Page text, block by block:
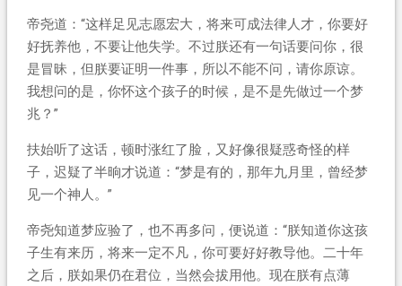
帝尧道：“这样足见志愿宏大，将来可成法律人才，你要好
好抚养他，不要让他失学。不过朕还有一句话要问你，很
是冒昧，但朕要证明一件事，所以不能不问，请你原谅。
我想问的是，你怀这个孩子的时候，是不是先做过一个梦
兆？”
扶始听了这话，顿时涨红了脸，又好像很疑惑奇怪的样
子，迟疑了半晌才说道：“梦是有的，那年九月里，曾经梦
见一个神人。”
帝尧知道梦应验了，也不再多问，便说道：“朕知道你这孩
子生有来历，将来一定不凡，你可要好好教导他。二十年
之后，朕如果仍在君位，当然会拔用他。现在朕有点薄